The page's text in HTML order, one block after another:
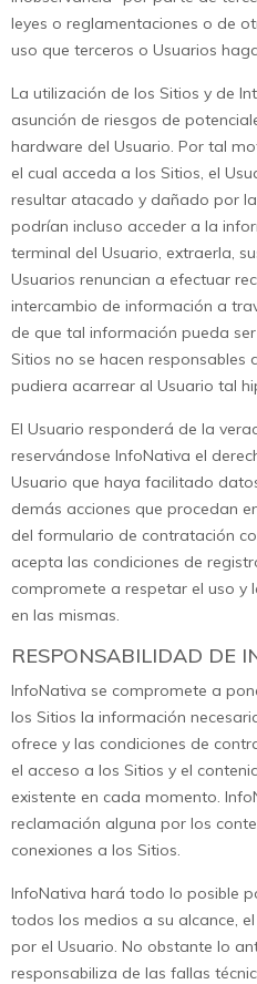
leyes o reglamentaciones o de
uso que terceros o Usuarios
La utilización de los Sitios y de
asunción de riesgos de
hardware del Usuario. Por tal
el cual acceda a los Sitios, el
resultar atacado y dañado por
podrían incluso acceder a la
terminal del Usuario, extraerla,
Usuarios renuncian a efectuar
intercambio de información a
de que tal información pueda
Sitios no se hacen responsables
pudiera acarrear al Usuario tal
El Usuario responderá de la
reservándose InfoNativa el
Usuario que haya facilitado
demás acciones que procedan
del formulario de contratación
acepta las condiciones de
compromete a respetar el uso y
en las mismas.
RESPONSABILIDAD DE
InfoNativa se compromete a
los Sitios la información
ofrece y las condiciones de
el acceso a los Sitios y el
existente en cada momento.
reclamación alguna por los
conexiones a los Sitios.
InfoNativa hará todo lo posible
todos los medios a su alcance,
por el Usuario. No obstante lo
responsabiliza de las fallas